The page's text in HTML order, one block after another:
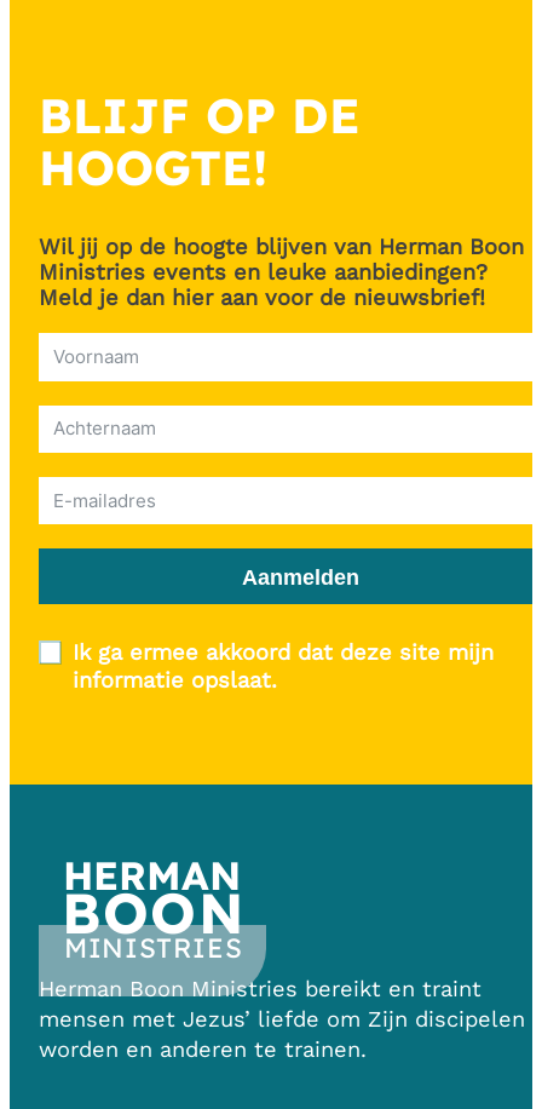
BLIJF OP DE
HOOGTE!
Wil jij op de hoogte blijven van Herman Boon
Ministries events en leuke aanbiedingen?
Meld je dan hier aan voor de nieuwsbrief!
Aanmelden
Ik ga ermee akkoord dat deze site mijn
informatie opslaat.
MINISTRIES
BOON
HERMAN
Herman Boon Ministries bereikt en traint
mensen met Jezus’ liefde om Zijn discipelen
worden en anderen te trainen.